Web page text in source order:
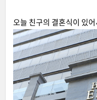
오늘 친구의 결혼식이 있